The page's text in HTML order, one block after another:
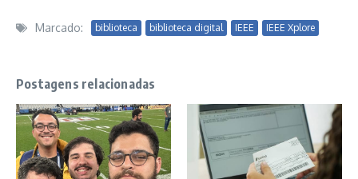
Marcado: biblioteca biblioteca digital IEEE IEEE Xplore
Postagens relacionadas